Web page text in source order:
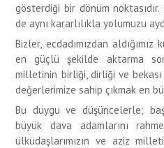
gösterdiği bir dönüm
de aynı kararlılıkla yolumuzu
Bizler, ecdadımızdan
en güçlü şekilde aktarma
milletinin birliği, dirliği ve
değerlerimize sahip çıkmak en
Bu duygu ve düşüncelerle;
büyük dava adamlarını
ülküdaşlarımızın ve aziz